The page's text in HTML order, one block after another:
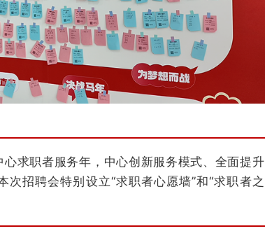
求职者服务年，中心创新服务模式、全面提升
招聘会特别设立“求职者心愿墙”和“求职者之